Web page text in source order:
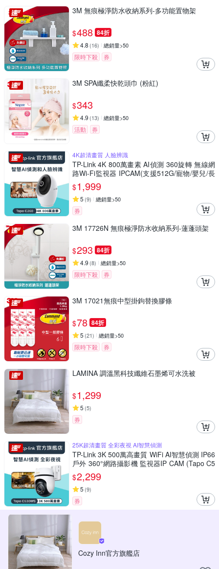
3M 無痕極淨防水收納系列-多功能置物架
$488 84折
4.8 (16) 總銷量>50
限時下殺 券
3M SPA纖柔快乾頭巾 (粉紅)
$343
4.9 (13) 總銷量>50
活動 券
4K超清畫質 人臉辨識
TP-Link 4K 800萬畫素 AI偵測 360旋轉 無線網
路Wi-Fi監視器 IPCAM(支援512G/寵物/嬰兒/長
輩/Tapo C260)
$1,999
5 (9) 總銷量>50
券
3M 17726N 無痕極淨防水收納系列-蓮蓬頭架
$293 84折
4.9 (8) 總銷量>50
限時下殺 券
3M 17021無痕中型掛鉤替換膠條
$78 84折
5 (21) 總銷量>50
限時下殺 券
LAMINA 調溫黑科技纖維石墨烯可水洗被
$1,299
5 (5)
券
25K超清畫質 全彩夜視 AI智慧偵測
TP-Link 3K 500萬高畫質 WiFi AI智慧偵測 IP66
戶外 360°網路攝影機 監視器IP CAM (Tapo C5
30WS)
$2,299
5 (9)
券
Cozy Inn官方旗艦店